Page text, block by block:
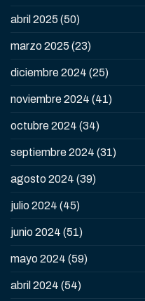
abril 2025 (50)
marzo 2025 (23)
diciembre 2024 (25)
noviembre 2024 (41)
octubre 2024 (34)
septiembre 2024 (31)
agosto 2024 (39)
julio 2024 (45)
junio 2024 (51)
mayo 2024 (59)
abril 2024 (54)